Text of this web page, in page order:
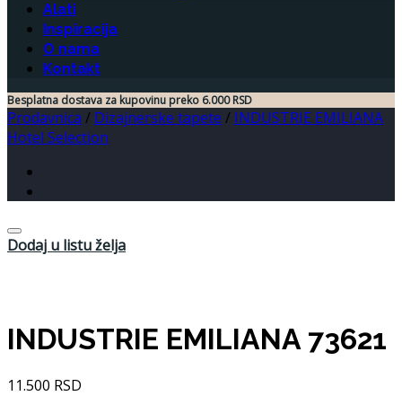
Alati
Inspiracija
O nama
Kontakt
Besplatna dostava za kupovinu preko 6.000 RSD
Prodavnica / Dizajnerske tapete / INDUSTRIE EMILIANA
Hotel Selection
Dodaj u listu želja
INDUSTRIE EMILIANA 73621
11.500 RSD